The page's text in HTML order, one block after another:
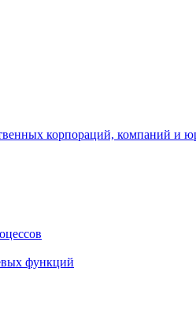
корпораций, компаний и
функций